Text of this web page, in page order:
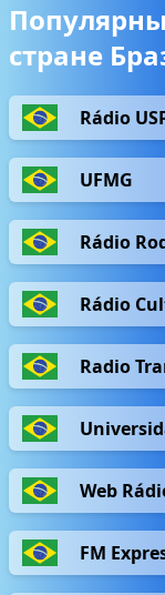
стране
Rádio
UFMG
Rádio
Rádio
Radio
Web
FM